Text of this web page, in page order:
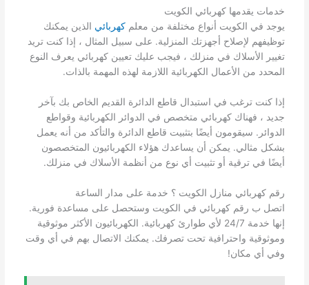
خدمات يقدمها كهربائي الكويت
يوجد في الكويت أنواع مختلفة من معلم كهربائي الذين يمكنك
توظيفهم لإصلاح أجهزتك المنزلية. على سبيل المثال ، إذا كنت تريد
تغيير الأسلاك في منزلك ، فيجب عليك تعيين كهربائي يعرف النوع
المحدد من الأعمال الكهربائية اللازمة لهذه المهمة بالذات.
إذا كنت ترغب في استبدال قاطع الدائرة القديم الخاص بك بآخر
جديد ، فهناك كهربائي متخصص في الدوائر الكهربائية وقواطع
الدوائر. سيقومون أيضًا بتثبيت قاطع الدائرة والتأكد من أنه يعمل
بشكل مثالي. يمكن أن يساعدك هؤلاء الكهربائيون المتخصصون
أيضًا في ترقية أو تثبيت أي نوع من أنظمة الأسلاك في منزلك.
رقم كهربائي منازل الكويت ؟ خدمة على مدار الساعة
اتصل ب رقم كهربائي في الكويت وستحصل على مساعدة فورية.
إنها خدمة 24/7 لأي طوارئ كهربائية. الكهربائيون الأكثر موثوقية
وموثوقية واحترافية تحت تصرفك. يمكنك الاتصال بهم في أي وقت
وفي أي مكان!